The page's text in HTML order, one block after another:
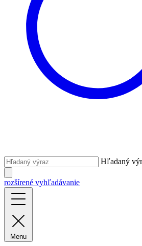
Hľadaný
rozšírené vyhľadávanie
Menu